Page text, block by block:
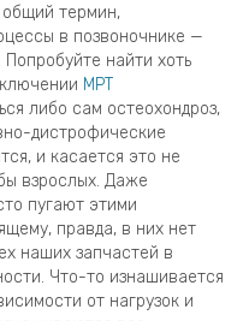
общий термин,
в позвоночнике —
Попробуйте найти хоть
МРТ
либо сам остеохондроз,
дистрофические
и касается это не
взрослых. Даже
пугают этими
правда, в них нет
наших запчастей в
Что-то изнашивается
от нагрузок и